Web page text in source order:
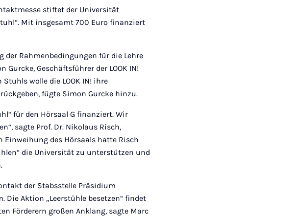
stiftet der Universität
Mit insgesamt 700 Euro finanziert
der Rahmenbedingungen für die Lehre
Geschäftsführer der LOOK IN!
wolle die LOOK IN! ihre
fügte Simon Gurcke hinzu.
für den Hörsaal G finanziert. Wir
sagte Prof. Dr. Nikolaus Risch,
Einweihung des Hörsaals hatte Risch
die Universität zu unterstützen und
der Stabsstelle Präsidium
Die Aktion „Leerstühle besetzen“ findet
Förderern großen Anklang, sagte Marc